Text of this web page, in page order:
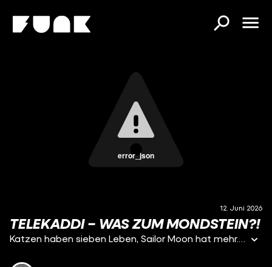
error_json
12. Juni 2026
TELEKADDI – WAS ZUM MONDSTEIN?!
Katzen haben sieben Leben, Sailor Moon hat mehr. Nach dieser Folge TELEKADDI seid ihr nicht nur von zahllosen Wiederauferstehungen verstört, sondern auch von komplett weirden Familienverhältnissen und der Liebesbeziehung zu einem Einhorn. Alles untermalt von Coldmirrors zarter Stimme und dem besten Anime-Soundtrack aller Zeiten: „Sag das Zauberwort und du hast die Macht…“. Im Namen des Mondes: drückt JETZT auf Play!